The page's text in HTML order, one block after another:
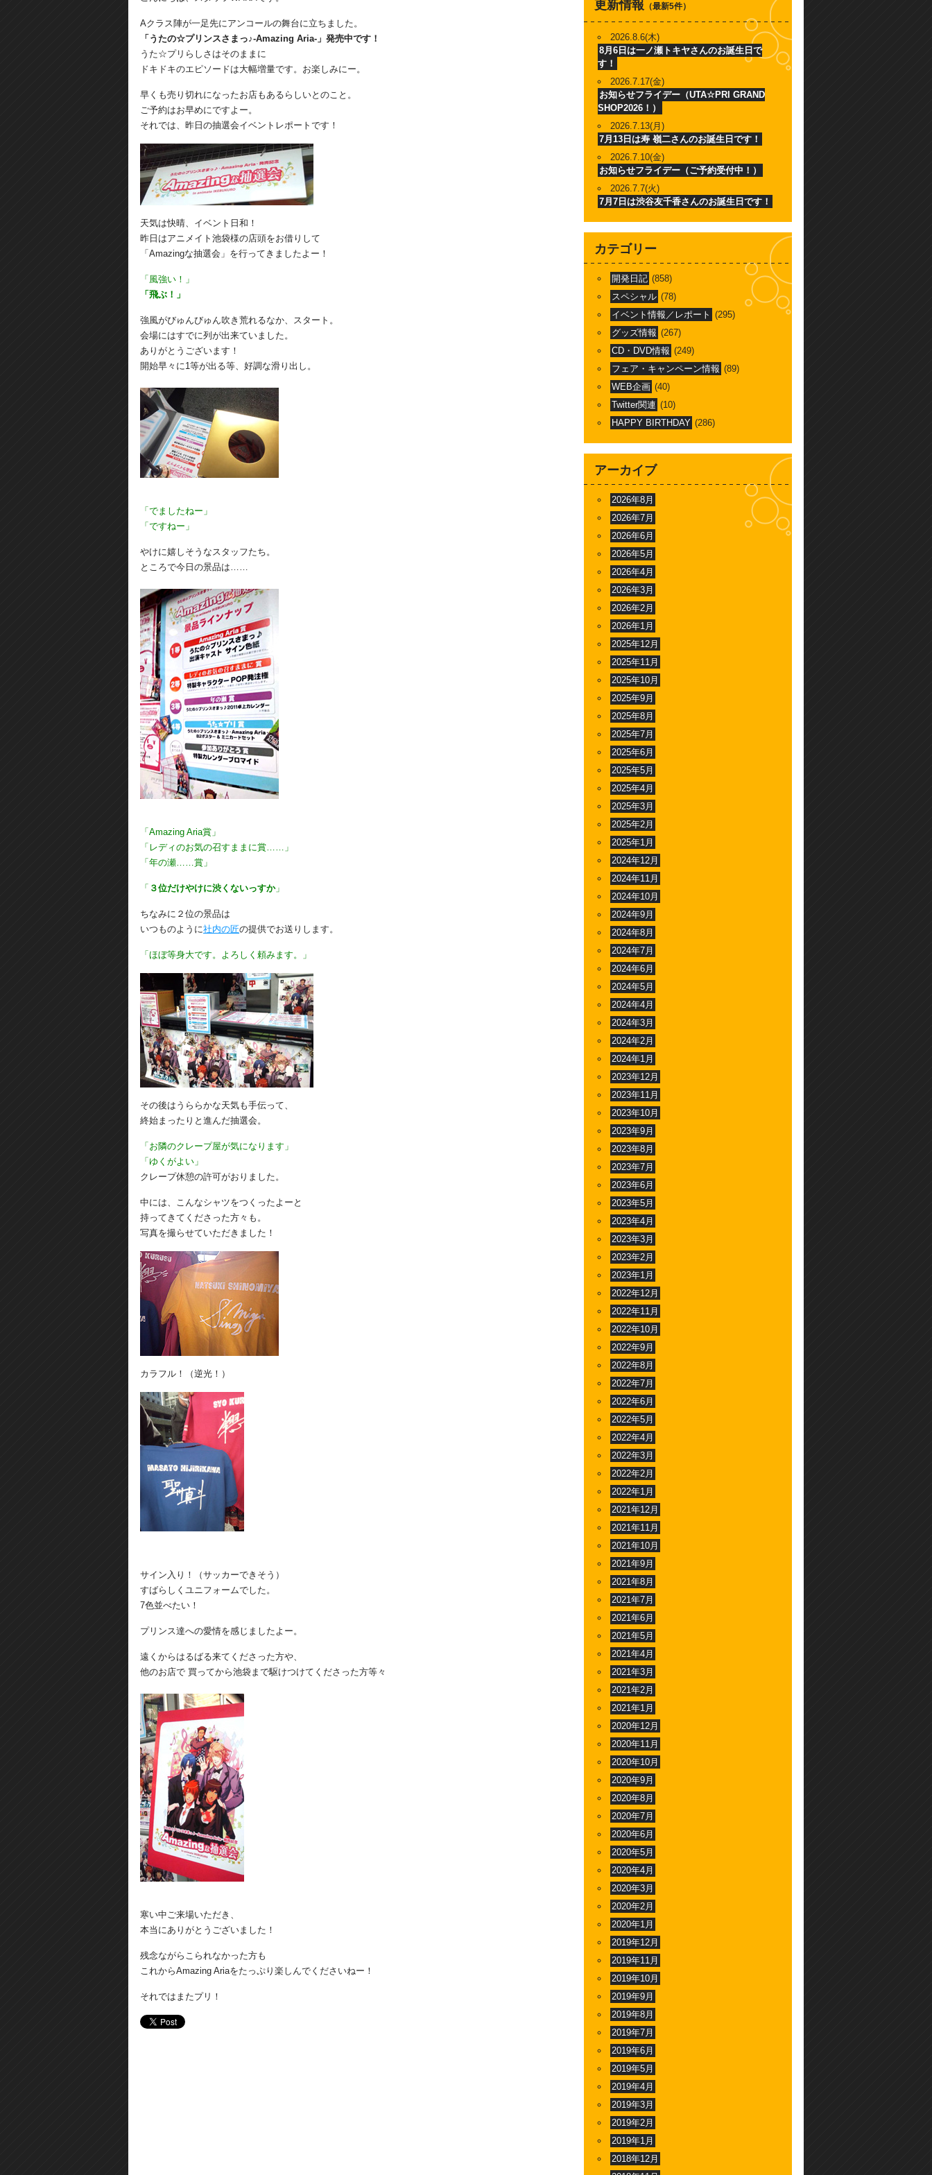
Aクラス陣が一足先にアンコールの舞台に立ちました。
「うたの☆プリンスさまっ♪-Amazing Aria-」発売中です！
うた☆プリらしさはそのままに
ドキドキのエピソードは大幅増量です。お楽しみにー。
早くも売り切れになったお店もあるらしいとのこと。
ご予約はお早めにですよー。
それでは、昨日の抽選会イベントレポートです！
天気は快晴、イベント日和！
昨日はアニメイト池袋様の店頭をお借りして
「Amazingな抽選会」を行ってきましたよー！
「風強い！」
「飛ぶ！」
強風がびゅんびゅん吹き荒れるなか、スタート。
会場にはすでに列が出来ていました。
ありがとうございます！
開始早々に1等が出る等、好調な滑り出し。
「でましたねー」
「ですねー」
やけに嬉しそうなスタッフたち。
ところで今日の景品は……
「Amazing Aria賞」
「レディのお気の召すままに賞……」
「年の瀬……賞」
「 ３位だけやけに渋くないっすか」
ちなみに２位の景品は
いつものように社内の匠の提供でお送りします。
「ほぼ等身大です。よろしく頼みます。」
その後はうららかな天気も手伝って、
終始まったりと進んだ抽選会。
「お隣のクレープ屋が気になります」
「ゆくがよい」
クレープ休憩の許可がおりました。
中には、こんなシャツをつくったよーと
持ってきてくださった方々も。
写真を撮らせていただきました！
カラフル！（逆光！）
サイン入り！（サッカーできそう）
すばらしくユニフォームでした。
7色並べたい！
プリンス達への愛情を感じましたよー。
遠くからはるばる来てくださった方や、
他のお店で 買ってから池袋まで駆けつけてくださった方等々
寒い中ご来場いただき、
本当にありがとうございました！
残念ながらこられなかった方も
これからAmazing Ariaをたっぷり楽しんでくださいねー！
それではまたプリ！
更新情報 （最新5件）
2026.8.6(木)
8月6日は一ノ瀬トキヤさんのお誕生日で
す！
2026.7.17(金)
お知らせフライデー（UTA☆PRI GRAND
SHOP2026！）
2026.7.13(月)
7月13日は寿 嶺二さんのお誕生日です！
2026.7.10(金)
お知らせフライデー（ご予約受付中！）
2026.7.7(火)
7月7日は渋谷友千香さんのお誕生日です！
カテゴリー
開発日記 (858)
スペシャル (78)
イベント情報／レポート (295)
グッズ情報 (267)
CD・DVD情報 (249)
フェア・キャンペーン情報 (89)
WEB企画 (40)
Twitter関連 (10)
HAPPY BIRTHDAY (286)
アーカイブ
2026年8月
2026年7月
2026年6月
2026年5月
2026年4月
2026年3月
2026年2月
2026年1月
2025年12月
2025年11月
2025年10月
2025年9月
2025年8月
2025年7月
2025年6月
2025年5月
2025年4月
2025年3月
2025年2月
2025年1月
2024年12月
2024年11月
2024年10月
2024年9月
2024年8月
2024年7月
2024年6月
2024年5月
2024年4月
2024年3月
2024年2月
2024年1月
2023年12月
2023年11月
2023年10月
2023年9月
2023年8月
2023年7月
2023年6月
2023年5月
2023年4月
2023年3月
2023年2月
2023年1月
2022年12月
2022年11月
2022年10月
2022年9月
2022年8月
2022年7月
2022年6月
2022年5月
2022年4月
2022年3月
2022年2月
2022年1月
2021年12月
2021年11月
2021年10月
2021年9月
2021年8月
2021年7月
2021年6月
2021年5月
2021年4月
2021年3月
2021年2月
2021年1月
2020年12月
2020年11月
2020年10月
2020年9月
2020年8月
2020年7月
2020年6月
2020年5月
2020年4月
2020年3月
2020年2月
2020年1月
2019年12月
2019年11月
2019年10月
2019年9月
2019年8月
2019年7月
2019年6月
2019年5月
2019年4月
2019年3月
2019年2月
2019年1月
2018年12月